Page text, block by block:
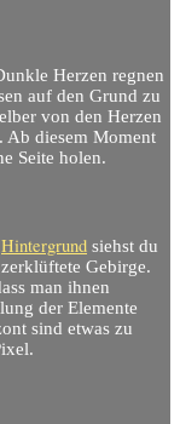
Herzen regnen
auf den Grund zu
von den Herzen
Ab diesem Moment
Seite holen.
Hintergrund siehst du
Gebirge.
man ihnen
der Elemente
sind etwas zu